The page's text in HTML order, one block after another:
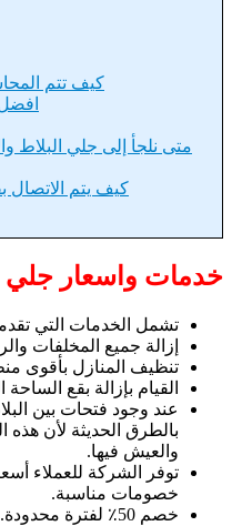
كيف تتم
متى نلجأ إلى جلي البلاط
كيف يتم
خدمات واسعار جلي
تشمل الخدمات التي
إزالة جميع المخلفات
تنظيف المنازل بأقوى
القيام بإزالة بقع
عند وجود فتحات بين
بالطرق الحديثة لأن
والعيش فيها.
توفر الشركة للعملاء
خصومات مناسبة.
خصم 50٪ لفترة محدودة.